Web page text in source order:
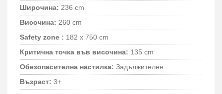
Широчина: 236 cm
Височина: 260 cm
Safety zone : 182 x 750 cm
Критична точка във височина: 135 cm
Обезопасителна настилка: Задължителен
Възраст: 3+